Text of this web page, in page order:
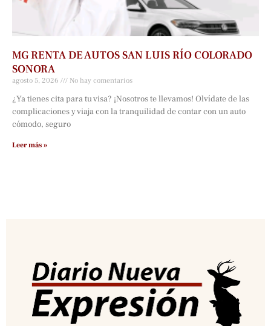
MG RENTA DE AUTOS SAN LUIS RÍO COLORADO
SONORA
agosto 5, 2026 No hay comentarios
¿Ya tienes cita para tu visa? ¡Nosotros te llevamos! Olvídate de las
complicaciones y viaja con la tranquilidad de contar con un auto
cómodo, seguro
Leer más »